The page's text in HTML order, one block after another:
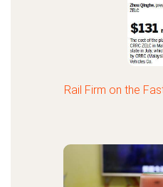
Rail Firm on the